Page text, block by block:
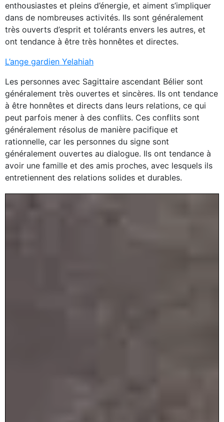
enthousiastes et pleins d’énergie, et aiment s’impliquer
dans de nombreuses activités. Ils sont généralement
très ouverts d’esprit et tolérants envers les autres, et
ont tendance à être très honnêtes et directes.
L’ange gardien Yelahiah
Les personnes avec Sagittaire ascendant Bélier sont
généralement très ouvertes et sincères. Ils ont tendance
à être honnêtes et directs dans leurs relations, ce qui
peut parfois mener à des conflits. Ces conflits sont
généralement résolus de manière pacifique et
rationnelle, car les personnes du signe sont
généralement ouvertes au dialogue. Ils ont tendance à
avoir une famille et des amis proches, avec lesquels ils
entretiennent des relations solides et durables.